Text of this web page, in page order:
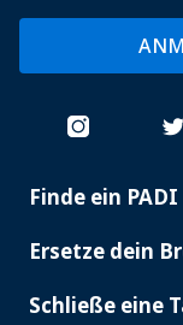
PADI
Finde ein
Ersetze dein
Schließe eine